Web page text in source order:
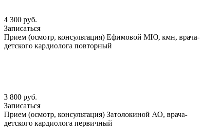
4 300 руб.
Записаться
Прием (осмотр, консультация) Ефимовой МЮ, кмн, врача-
детского кардиолога повторный
3 800 руб.
Записаться
Прием (осмотр, консультация) Затолокиной АО, врача-
детского кардиолога первичный